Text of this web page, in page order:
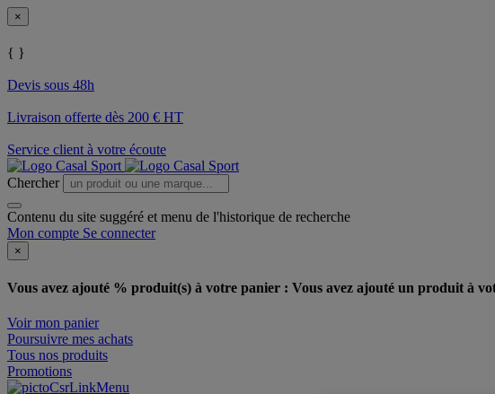
×
{ }
Devis sous 48h
Livraison offerte dès 200 € HT
Service client à votre écoute
Chercher
Contenu du site suggéré et menu de l'historique de recherche
Mon compte Se connecter
×
Vous avez ajouté % produit(s) à votre panier : Vous avez ajouté un produit à
Voir mon panier
Poursuivre mes achats
Tous nos produits
Promotions